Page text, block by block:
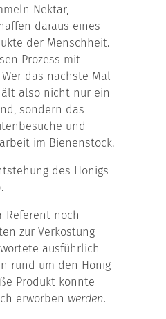
Nektar,
daraus eines
der Menschheit.
Prozess mit
das nächste Mal
also nicht nur ein
sondern das
und
im Bienenstock.
des Honigs
Referent noch
zur Verkostung
ausführlich
rund um den Honig
Produkt konnte
erworben werden.